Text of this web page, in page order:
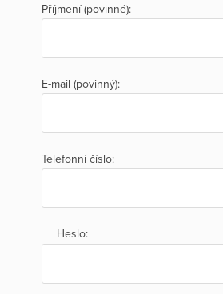
Příjmení (povinné):
E-mail (povinný):
Telefonní číslo:
Heslo: